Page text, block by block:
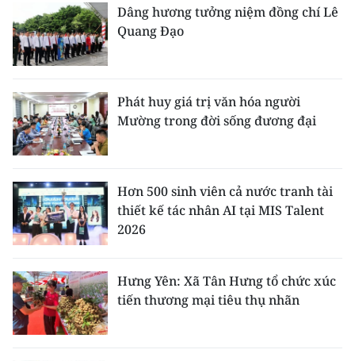
Dâng hương tưởng niệm đồng chí Lê
Quang Đạo
Phát huy giá trị văn hóa người
Mường trong đời sống đương đại
Hơn 500 sinh viên cả nước tranh tài
thiết kế tác nhân AI tại MIS Talent
2026
Hưng Yên: Xã Tân Hưng tổ chức xúc
tiến thương mại tiêu thụ nhãn